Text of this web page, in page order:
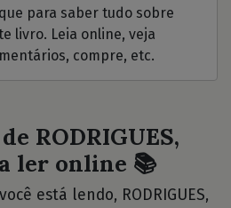
para saber tudo sobre
livro. Leia online, veja
compre, etc.
RODRIGUES,
ler online 📚
está lendo, RODRIGUES,